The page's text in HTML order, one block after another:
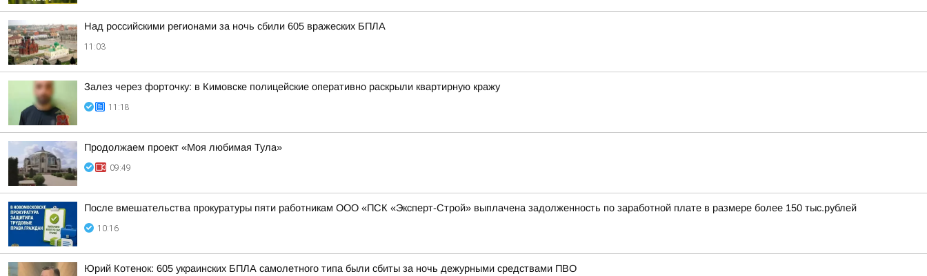
Над российскими регионами за ночь сбили 605 вражеских БПЛА
11:03
Залез через форточку: в Кимовске полицейские оперативно раскрыли квартирную кражу
11:18
Продолжаем проект «Моя любимая Тула»
09:49
После вмешательства прокуратуры пяти работникам ООО «ПСК «Эксперт-Строй» выплачена задолженность по заработной плате в размере более 150 тыс.рублей
10:16
Юрий Котенок: 605 украинских БПЛА самолетного типа были сбиты за ночь дежурными средствами ПВО